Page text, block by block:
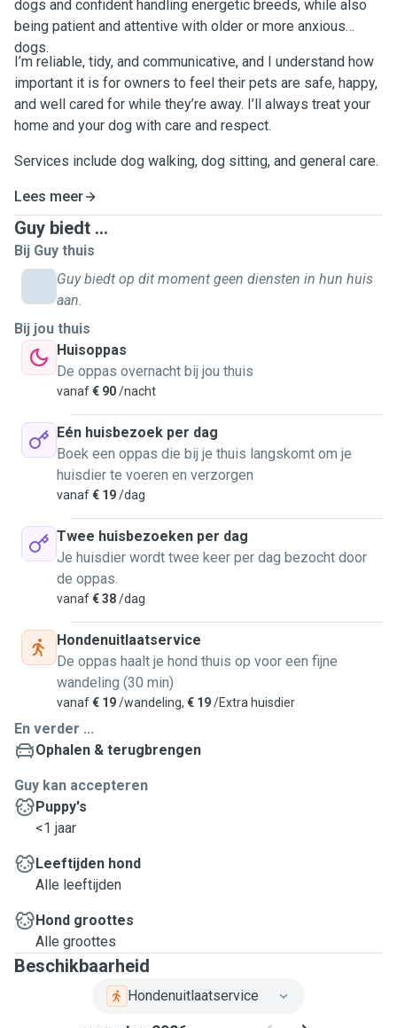
dogs and confident handling energetic breeds, while also
being patient and attentive with older or more anxious
dogs.
I’m reliable, tidy, and communicative, and I understand how
important it is for owners to feel their pets are safe, happy,
and well cared for while they’re away. I’ll always treat your
home and your dog with care and respect.
Services include dog walking, dog sitting, and general care.
Lees meer
Guy biedt ...
Bij Guy thuis
Guy biedt op dit moment geen diensten in hun huis
aan.
Bij jou thuis
Huisoppas
De oppas overnacht bij jou thuis
vanaf€ 90/nacht
Eén huisbezoek per dag
Boek een oppas die bij je thuis langskomt om je
huisdier te voeren en verzorgen
vanaf€ 19/dag
Twee huisbezoeken per dag
Je huisdier wordt twee keer per dag bezocht door
de oppas.
vanaf€ 38/dag
Hondenuitlaatservice
De oppas haalt je hond thuis op voor een fijne
wandeling (30 min)
vanaf€ 19/wandeling, € 19/Extra huisdier
En verder ...
Ophalen & terugbrengen
Guy kan accepteren
Puppy's
<1 jaar
Leeftijden hond
Alle leeftijden
Hond groottes
Alle groottes
Beschikbaarheid
Hondenuitlaatservice